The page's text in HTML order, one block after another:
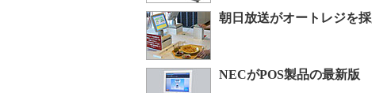
朝日放送がオートレジを
NECがPOS製品の最新版